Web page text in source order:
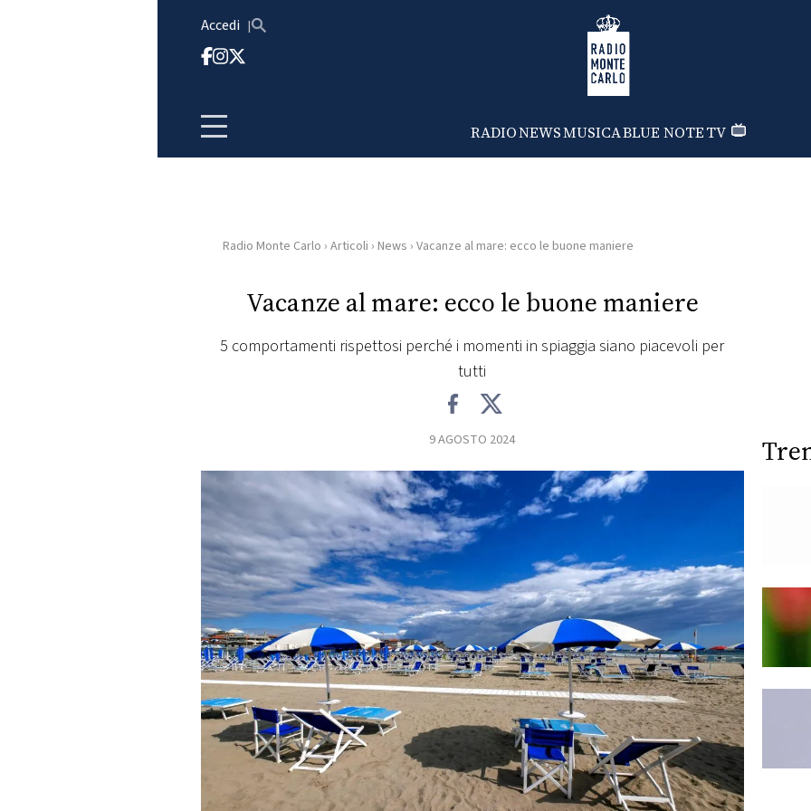
Accedi Radio Monte Carlo
RADIONEWSMUSICABLUE NOTETV
HOME
WEB
NEWS
FOTO
CONCORSI
EVENTI
VIDEO
PRINCIPATO
Radio Monte Carlo › Articoli › News › Vacanze al mare: ecco le buone maniere
Vacanze al mare: ecco le buone maniere
5 comportamenti rispettosi perché i momenti in spiaggia siano piacevoli per
tutti
9 AGOSTO 2024